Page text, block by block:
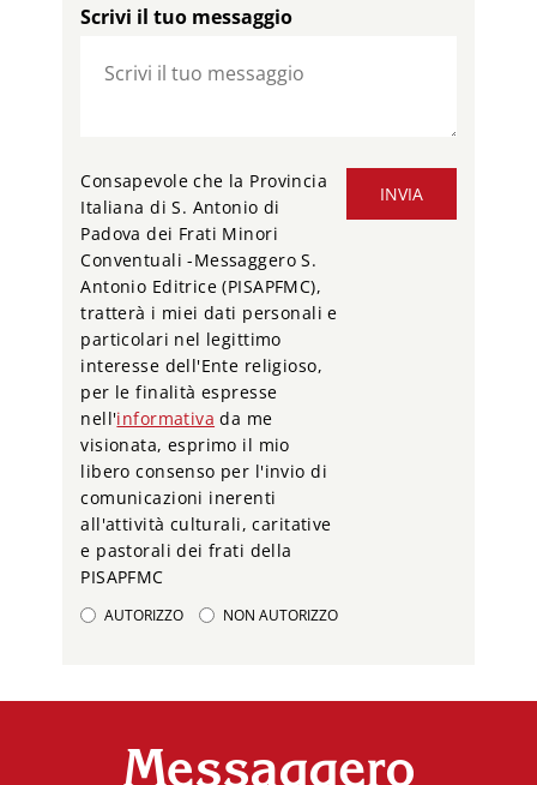
Scrivi il tuo messaggio
INVIA
Consapevole che la Provincia
Italiana di S. Antonio di
Padova dei Frati Minori
Conventuali -Messaggero S.
Antonio Editrice (PISAPFMC),
tratterà i miei dati personali e
particolari nel legittimo
interesse dell'Ente religioso,
per le finalità espresse
nell'informativa da me
visionata, esprimo il mio
libero consenso per l'invio di
comunicazioni inerenti
all'attività culturali, caritative
e pastorali dei frati della
PISAPFMC
AUTORIZZO NON AUTORIZZO